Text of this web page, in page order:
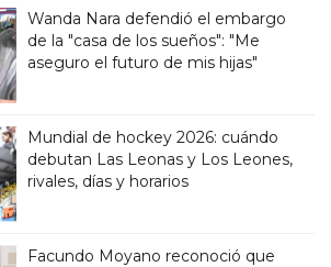
Wanda Nara defendió el embargo
de la "casa de los sueños": "Me
aseguro el futuro de mis hijas"
Mundial de hockey 2026: cuándo
debutan Las Leonas y Los Leones,
rivales, días y horarios
Facundo Moyano reconoció que